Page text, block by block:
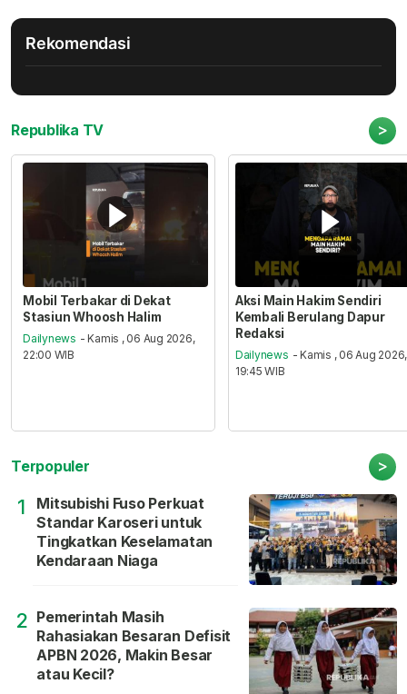
Rekomendasi
Republika TV >
Mobil Terbakar di Dekat
Stasiun Whoosh Halim
Dailynews - Kamis , 06 Aug 2026,
22:00 WIB
Aksi Main Hakim Sendiri
Kembali Berulang Dapur
Redaksi
Dailynews - Kamis , 06 Aug 2026,
19:45 WIB
Terpopuler >
1
Mitsubishi Fuso Perkuat
Standar Karoseri untuk
Tingkatkan Keselamatan
Kendaraan Niaga
2 Pemerintah Masih
Rahasiakan Besaran Defisit
APBN 2026, Makin Besar
atau Kecil?